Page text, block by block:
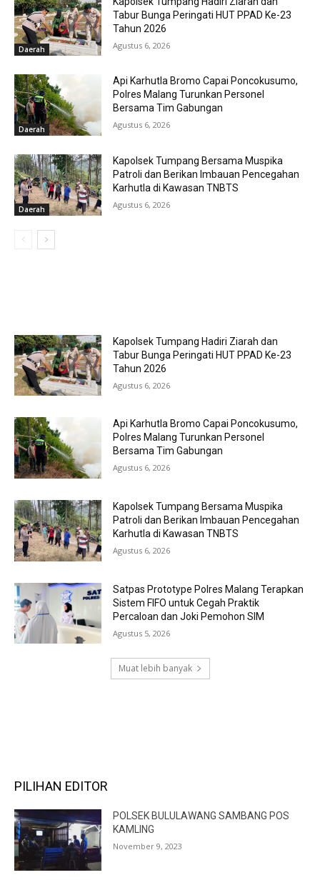
Daerah
Tabur Bunga Peringati HUT PPAD Ke-23
Tahun 2026
Agustus 6, 2026
Daerah
Api Karhutla Bromo Capai Poncokusumo,
Polres Malang Turunkan Personel
Bersama Tim Gabungan
Agustus 6, 2026
Daerah
Kapolsek Tumpang Bersama Muspika
Patroli dan Berikan Imbauan Pencegahan
Karhutla di Kawasan TNBTS
Agustus 6, 2026
Kapolsek Tumpang Hadiri Ziarah dan
Tabur Bunga Peringati HUT PPAD Ke-23
Tahun 2026
Agustus 6, 2026
Api Karhutla Bromo Capai Poncokusumo,
Polres Malang Turunkan Personel
Bersama Tim Gabungan
Agustus 6, 2026
Kapolsek Tumpang Bersama Muspika
Patroli dan Berikan Imbauan Pencegahan
Karhutla di Kawasan TNBTS
Agustus 6, 2026
Satpas Prototype Polres Malang Terapkan
Sistem FIFO untuk Cegah Praktik
Percaloan dan Joki Pemohon SIM
Agustus 5, 2026
Muat lebih banyak
PILIHAN EDITOR
POLSEK BULULAWANG SAMBANG POS
KAMLING
November 9, 2023